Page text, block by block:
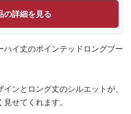
の詳細を見る
ハイ丈のポインテッドロングブー
ンとロング丈のシルエットが、
せてくれます。